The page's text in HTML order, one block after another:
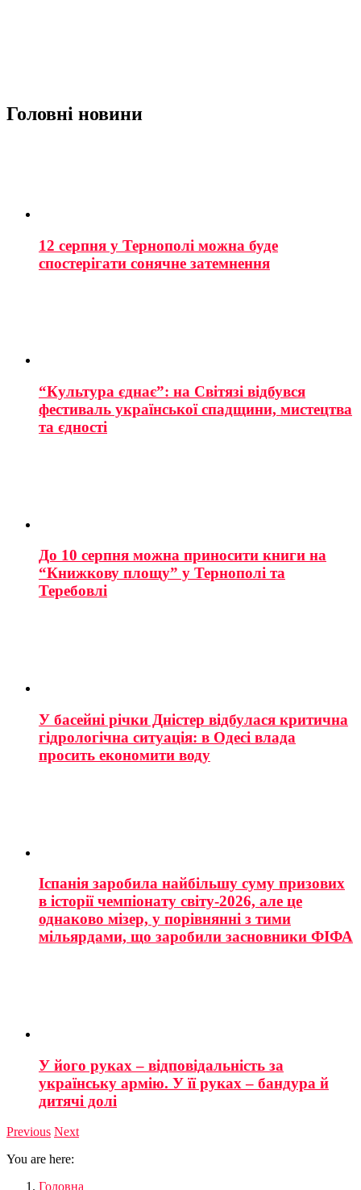
Головні новини
12 серпня у Тернополі можна буде
спостерігати сонячне затемнення
“Культура єднає”: на Світязі відбувся
фестиваль української спадщини, мистецтва
та єдності
До 10 серпня можна приносити книги на
“Книжкову площу” у Тернополі та
Теребовлі
У басейні річки Дністер відбулася критична
гідрологічна ситуація: в Одесі влада
просить економити воду
Іспанія заробила найбільшу суму призових
в історії чемпіонату світу-2026, але це
однаково мізер, у порівнянні з тими
мільярдами, що заробили засновники ФІФА
У його руках – відповідальність за
українську армію. У її руках – бандура й
дитячі долі
Previous Next
You are here:
Головна